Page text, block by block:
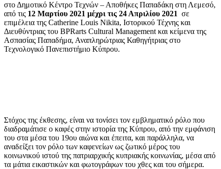
στο Δημοτικό Κέντρο Τεχνών – Αποθήκες Παπαδάκη στη Λεμεσό,
από τις 12 Μαρτίου 2021 μέχρι τις 24 Απριλίου 2021 σε
επιμέλεια της Catherine Louis Nikita, Ιστορικού Τέχνης και
Διευθύντριας του BPRarts Cultural Management και κείμενα της
Ασπασίας Παπαδήμα, Αναπληρώτριας Καθηγήτριας στο
Τεχνολογικό Πανεπιστήμιο Κύπρου.
Στόχος της έκθεσης, είναι να τονίσει τον εμβληματικό ρόλο που
διαδραμάτισε ο καφές στην ιστορία της Κύπρου, από την εμφάνιση
του στα μέσα του 19ου αιώνα και έπειτα, και παράλληλα, να
αναδείξει τον ρόλο των καφενείων ως ζωτικό μέρος του
κοινωνικού ιστού της πατριαρχικής κυπριακής κοινωνίας, μέσα από
τα μάτια εικαστικών και φωτογράφων του χθες και του σήμερα.